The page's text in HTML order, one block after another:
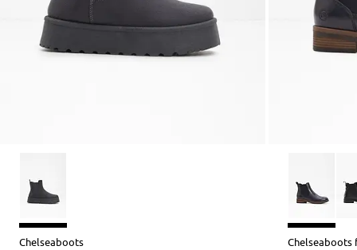
Chelseaboots Chelseaboots